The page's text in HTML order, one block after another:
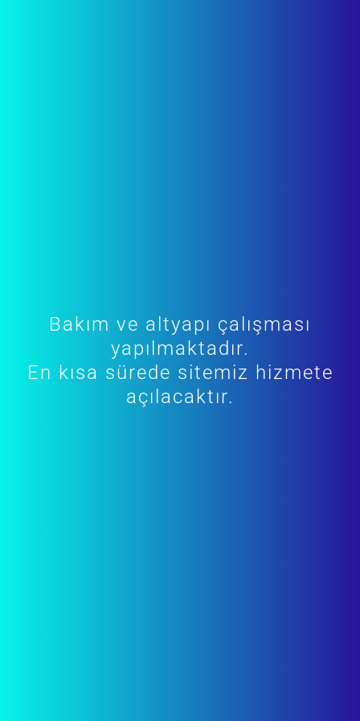
Bakım ve altyapı çalışması
yapılmaktadır.
En kısa sürede sitemiz hizmete
açılacaktır.